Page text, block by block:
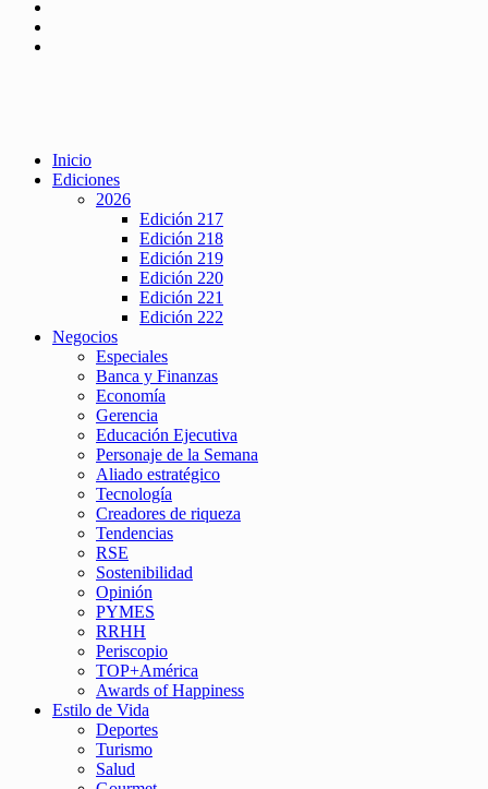
Inicio
Ediciones
2026
Edición 217
Edición 218
Edición 219
Edición 220
Edición 221
Edición 222
Negocios
Especiales
Banca y Finanzas
Economía
Gerencia
Educación Ejecutiva
Personaje de la Semana
Aliado estratégico
Tecnología
Creadores de riqueza
Tendencias
RSE
Sostenibilidad
Opinión
PYMES
RRHH
Periscopio
TOP+América
Awards of Happiness
Estilo de Vida
Deportes
Turismo
Salud